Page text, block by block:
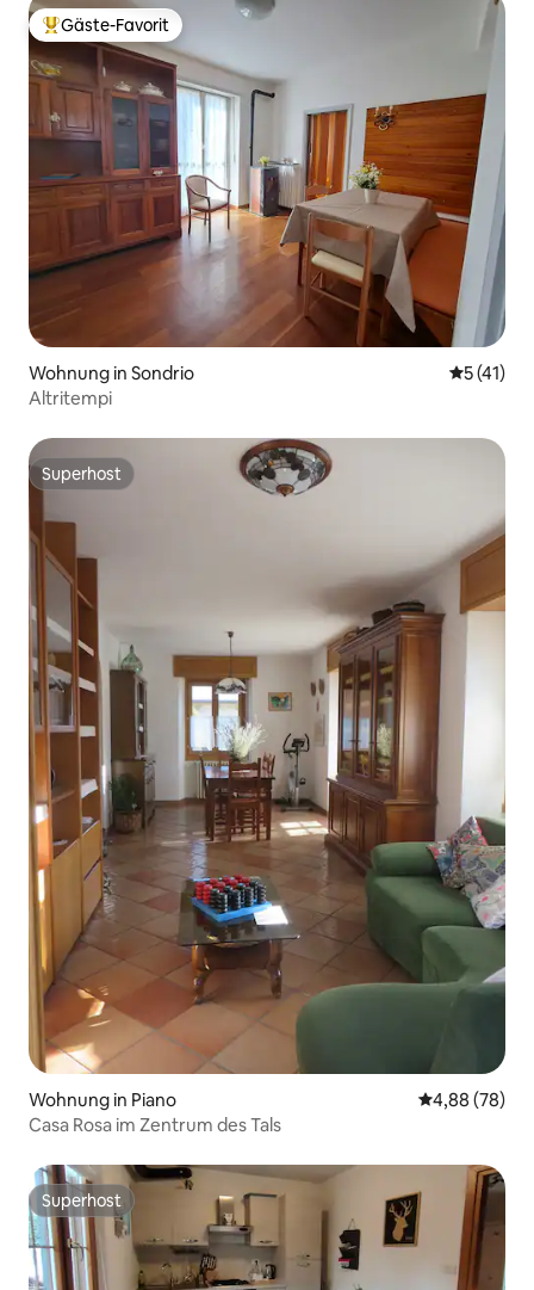
Beliebter Gäste-Favorit.
Gäste-Favorit
Wohnung in Sondrio
5 (41)
Altritempi
Superhost
Superhost
Wohnung in Piano
4,88 (78)
Casa Rosa im Zentrum des Tals
Superhost
Superhost